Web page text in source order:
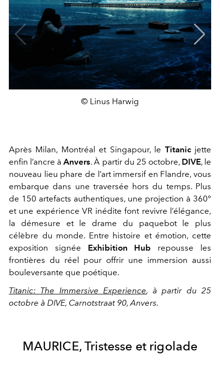
© Linus Harwig
Après Milan, Montréal et Singapour, le Titanicjette
enfin l’ancre àAnvers. À partir du 25 octobre, DIVE, le
nouveau lieu phare de l’art immersif en Flandre, vous
embarque dans une traversée hors du temps. Plus
de 150 artefacts authentiques, une projection à 360°
et une expérience VR inédite font revivre l’élégance,
la démesure et le drame du paquebot le plus
célèbre du monde. Entre histoire et émotion, cette
exposition signée Exhibition Hub repousse les
frontières du réel pour offrir une immersion aussi
bouleversante que poétique.
Titanic: The Immersive Experience, à partir du 25
octobre à DIVE, Carnotstraat 90, Anvers.
MAURICE, Tristesse et rigolade